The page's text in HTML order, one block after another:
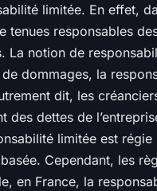
limitée. En effet,
tenues responsables
La notion de
dommages, la
dit, les
des dettes de
limitée est
Cependant, les
en France, la